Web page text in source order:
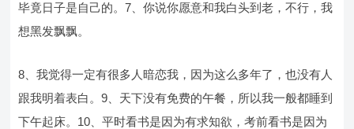
毕竟日子是自己的。7、你说你愿意和我白头到老，不行，我
想黑发飘飘。
8、我觉得一定有很多人暗恋我，因为这么多年了，也没有人
跟我明着表白。9、天下没有免费的午餐，所以我一般都睡到
下午起床。10、平时看书是因为有求知欲，考前看书是因为